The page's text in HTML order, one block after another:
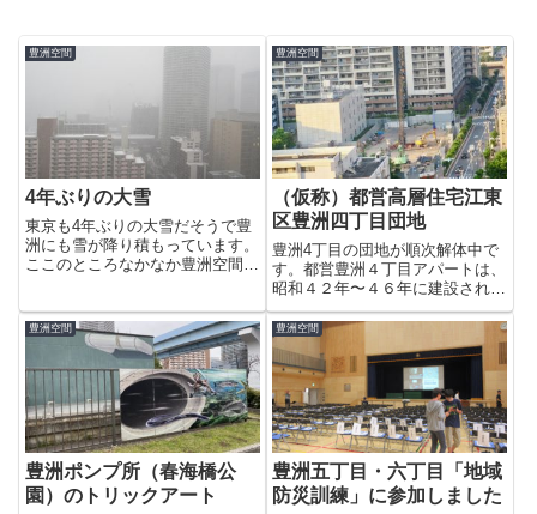
豊洲空間
4年ぶりの大雪
東京も4年ぶりの大雪だそうで豊
洲にも雪が降り積もっています。
ここのところなかなか豊洲空間の
場の見学に行ってきたのでレポー
トなども書く予定です。
豊洲空間
（仮称）都営高層住宅江東
区豊洲四丁目団地
豊洲4丁目の団地が順次解体中で
す。都営豊洲４丁目アパートは、
昭和４２年〜４６年に建設された
地上５階、 １３棟、５３７戸の
住宅だそうです。そのせいか、豊
洲4丁目は昔ながらの豊洲を想像
させる場所だったのですがここも
解体されてすべてが一新されてし
まうみたいですね。
豊洲空間
豊洲ポンプ所（春海橋公
園）のトリックアート
豊洲空間
豊洲五丁目・六丁目「地域
防災訓練」に参加しました